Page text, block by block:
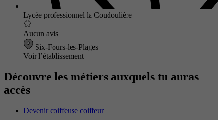
Lycée professionnel la Coudoulière
Aucun avis
Six-Fours-les-Plages
Voir l’établissement
Découvre les métiers auxquels tu auras
accès
Devenir coiffeuse coiffeur